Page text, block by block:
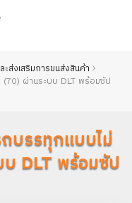
ส่งเสริมการขนส่งสินค้า
(70) ผ่านระบบ DLT พร้อมซัป
บรรทุกแบบไม่
บ DLT พร้อมซัป